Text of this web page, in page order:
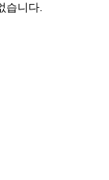
습니다.